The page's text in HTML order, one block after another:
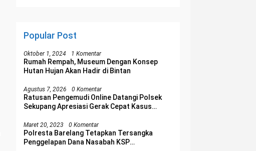
Popular Post
Oktober 1, 2024 1 Komentar
Rumah Rempah, Museum Dengan Konsep
Hutan Hujan Akan Hadir di Bintan
Agustus 7, 2026 0 Komentar
Ratusan Pengemudi Online Datangi Polsek
Sekupang Apresiasi Gerak Cepat Kasus
Maret 20, 2023 0 Komentar
Polresta Barelang Tetapkan Tersangka
Penggelapan Dana Nasabah KSP